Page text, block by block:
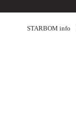
STARBOM info